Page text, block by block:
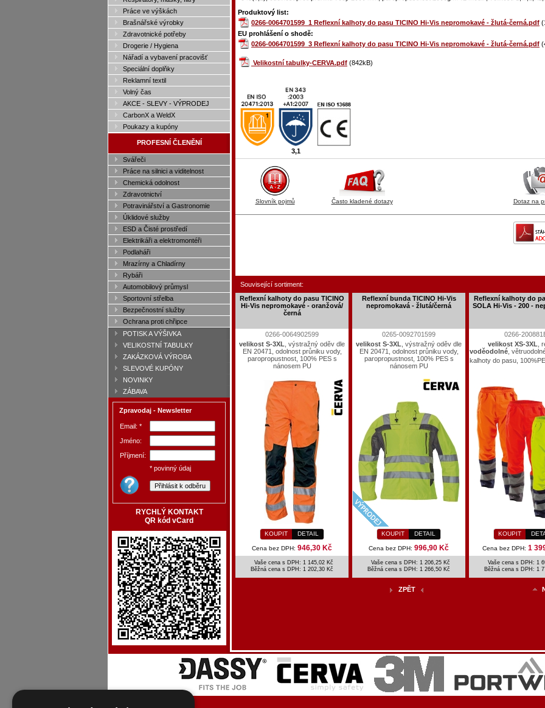
Práce ve výškách
Brašnářské výrobky
Zdravotnické potřeby
Drogerie / Hygiena
Nářadí a vybavení pracovišť
Speciální doplňky
Reklamní textil
Volný čas
AKCE - SLEVY - VÝPRODEJ
CarbonX a WeldX
Poukazy a kupóny
PROFESNÍ ČLENĚNÍ
Svářeči
Práce na silnici a viditelnost
Chemická odolnost
Zdravotnictví
Potravinářství a Gastronomie
Úklidové služby
ESD a Čisté prostředí
Elektrikáři a elektromontéři
Podlaháři
Mrazírny a Chladírny
Rybáři
Automobilový průmysl
Sportovní střelba
Bezpečnostní služby
Ochrana proti chřipce
POTISK A VÝŠIVKA
VELIKOSTNÍ TABULKY
ZAKÁZKOVÁ VÝROBA
SLEVOVÉ KUPÓNY
NOVINKY
ZÁBAVA
Zpravodaj - Newsletter
Email: *
Jméno:
Příjmení:
* povinný údaj
RYCHLÝ KONTAKT
QR kód vCard
Produktový list:
0266-0064701599_1 Reflexní kalhoty do pasu TICINO Hi-Vis nepromokavé - žlutá-černá.pdf
EU prohlášení o shodě:
0266-0064701599_3 Reflexní kalhoty do pasu TICINO Hi-Vis nepromokavé - žlutá-černá.pdf
Velikostní tabulky-CERVA.pdf (842kB)
3,1
Slovník pojmů Často kladené dotazy Dotaz na
Související sortiment:
Reflexní kalhoty do pasu TICINO
Hi-Vis nepromokavé - oranžová/
černá
0266-0064902599
velikost S-3XL , výstražný oděv dle
EN 20471, odolnost průniku vody,
paropropustnost, 100% PES s
nánosem PU
KOUPIT DETAIL
Cena bez DPH: 946,30 Kč
Vaše cena s DPH: 1 145,02 Kč
Běžná cena s DPH: 1 202,30 Kč
Reflexní bunda TICINO Hi-Vis
nepromokavá - žlutá/černá
0265-0092701599
velikost S-3XL , výstražný oděv dle
EN 20471, odolnost průniku vody,
paropropustnost, 100% PES s
nánosem PU
KOUPIT DETAIL
Cena bez DPH: 996,90 Kč
Vaše cena s DPH: 1 206,25 Kč
Běžná cena s DPH: 1 266,50 Kč
Reflexní kalhoty do
SOLA Hi-Vis - 200 -
0266-
velikost XS-3XL ,
voděodolné ,
kalhoty do pasu,
KOUPIT
Cena bez DPH: 1
Vaše cena s DPH: 1
Běžná cena s DPH: 1
ZPĚT